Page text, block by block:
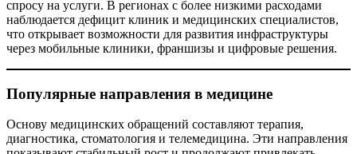
спросу на услуги. В регионах с более низкими расходами
наблюдается дефицит клиник и медицинских специалистов,
что открывает возможности для развития инфраструктуры
через мобильные клиники, франшизы и цифровые решения.
Популярные направления в медицине
Основу медицинских обращений составляют терапия,
диагностика, стоматология и телемедицина. Эти направления